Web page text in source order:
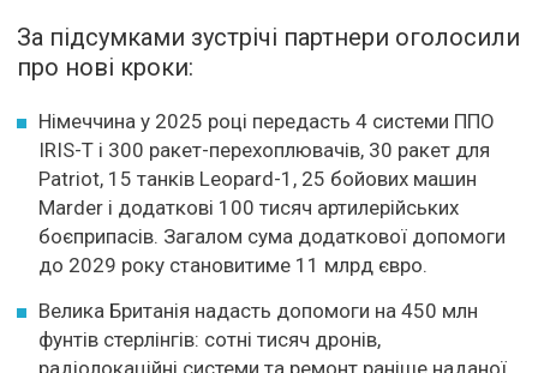
За підсумками зустрічі партнери оголосили
про нові кроки:
Німеччина у 2025 році передасть 4 системи ППО
IRIS-T і 300 ракет-перехоплювачів, 30 ракет для
Patriot, 15 танків Leopard-1, 25 бойових машин
Marder і додаткові 100 тисяч артилерійських
боєприпасів. Загалом сума додаткової допомоги
до 2029 року становитиме 11 млрд євро.
Велика Британія надасть допомоги на 450 млн
фунтів стерлінгів: сотні тисяч дронів,
радіолокаційні системи та ремонт раніше наданої